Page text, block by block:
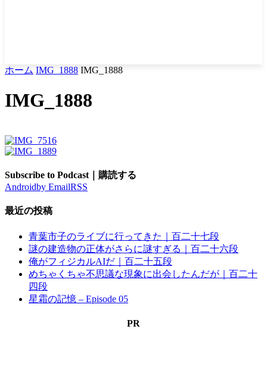
ホーム IMG_1888 IMG_1888
IMG_1888
Subscribe to Podcast｜購読する
Androidby EmailRSS
最近の投稿
青葉市子のライブに行ってきた｜百二十七段
謎の建造物の正体がさらに謎すぎる｜百二十六段
俺がフィジカルAIだ｜百二十五段
めちゃくちゃ不思議な現象に出会したんだが｜百二十
四段
星霜の記憶 – Episode 05
PR